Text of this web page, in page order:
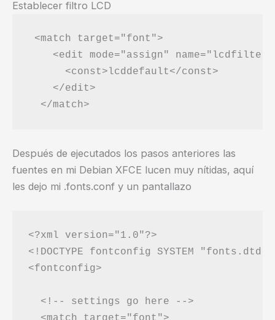
Establecer filtro LCD
<match target="font">
<edit mode="assign"
      <const>lcddefault</const>
    </edit>
Después de ejecutados los pasos anteriores las
fuentes en mi Debian XFCE lucen muy nítidas, aquí
les dejo mi .fonts.conf y un pantallazo
<?xml version="1.0"?>
<!DOCTYPE fontconfig SYSTEM "fonts.dtd">
<fontconfig>
  <!-- settings go here -->